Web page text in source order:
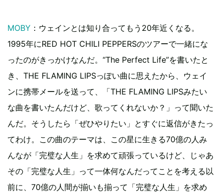
MOBY ：ウェインとは知り合ってもう20年近くなる。
1995年にRED HOT CHILI PEPPERSのツアーで一緒にな
ったのがきっかけなんだ。“The Perfect Life”を書いたと
き、THE FLAMING LIPSっぽい曲に思えたから、ウェイ
ンに携帯メールを送って、「THE FLAMING LIPSみたい
な曲を書いたんだけど、歌ってくれないか？」って聞いた
んだ。そうしたら「ぜひやりたい」とすぐに返信がきたっ
てわけ。この曲のテーマは、この星に生きる70億の人み
んなが「完璧な人生」を求めて頑張っているけど、じゃあ
その「完璧な人生」って一体何なんだってことを考える以
前に、70億の人間が揃いも揃って「完璧な人生」を求め